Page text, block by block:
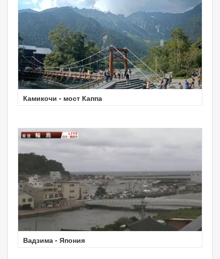
Камикочи - мост Каппа
Вадзима - Япония